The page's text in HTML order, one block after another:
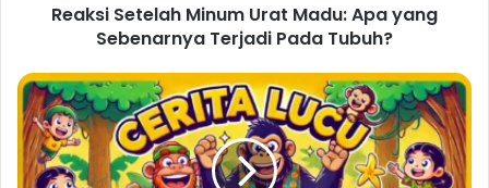
Reaksi Setelah Minum Urat Madu: Apa yang
Sebenarnya Terjadi Pada Tubuh?